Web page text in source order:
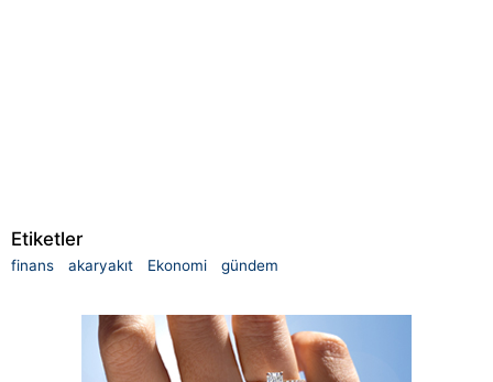
Etiketler
finans akaryakıt Ekonomi gündem